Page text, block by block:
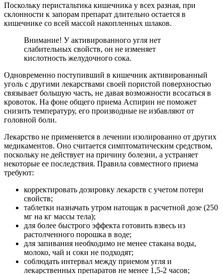
Поскольку перистальтика кишечника у всех разная, при
склонности к запорам препарат длительно остается в
кишечнике со всей массой накопленных шлаков.
Внимание! У активированного угля нет
слабительных свойств, он не изменяет
кислотность желудочного сока.
Одновременно поступивший в кишечник активированный
уголь с другими лекарствами своей пористой поверхностью
связывает большую часть, не давая возможности всосаться в
кровоток. На фоне общего приема Аспирин не поможет
снизить температуру, его производные не избавляют от
головной боли.
Лекарство не применяется в лечении изолированно от других
медикаментов. Оно считается симптоматическим средством,
поскольку не действует на причину болезни, а устраняет
некоторые ее последствия. Правила совместного приема
требуют:
корректировать дозировку лекарств с учетом потери
свойств;
таблетки назначать утром натощак в расчетной дозе (250
мг на кг массы тела);
для более быстрого эффекта готовить взвесь из
растолченного порошка в воде;
для запивания необходимо не менее стакана воды,
молоко, чай и соки не подходят;
соблюдать интервал между приемом угля и
лекарственных препаратов не менее 1,5-2 часов;